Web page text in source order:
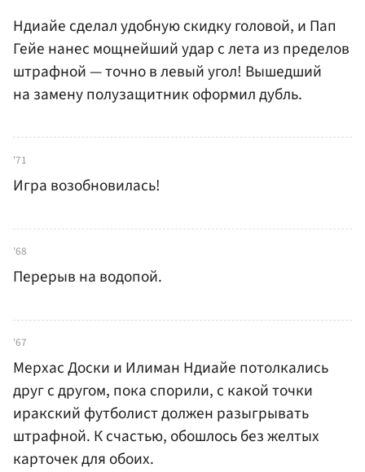
Ндиайе сделал удобную скидку головой, и Пап
Гейе нанес мощнейший удар с лета из пределов
штрафной — точно в левый угол! Вышедший
на замену полузащитник оформил дубль.
'71
Игра возобновилась!
'68
Перерыв на водопой.
'67
Мерхас Доски и Илиман Ндиайе потолкались
друг с другом, пока спорили, с какой точки
иракский футболист должен разыгрывать
штрафной. К счастью, обошлось без желтых
карточек для обоих.